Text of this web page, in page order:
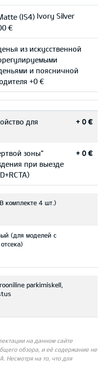
Ivory Silver
€
из искусственной
и поясничной
+0 €
для
+ 0 €
зоны"
при выезде
+ 0 €
комплекте 4 шт.)
(для моделей с
parkimiskell,
на данном сайте
обзора, и её содержание не
Несмотря на то, что для